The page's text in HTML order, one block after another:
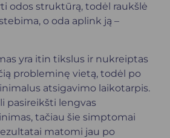
odos struktūrą, todėl raukšlė
o oda aplink ją –
yra itin tikslus ir nukreiptas
probleminę vietą, todėl po
atsigavimo laikotarpis.
pasireikšti lengvas
tačiau šie simptomai
matomi jau po